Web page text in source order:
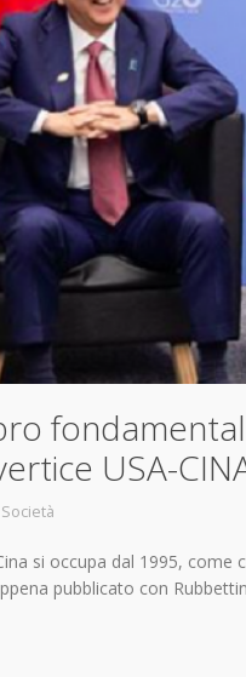
USA-
Società
si occupa dal 1995,
pubblicato con